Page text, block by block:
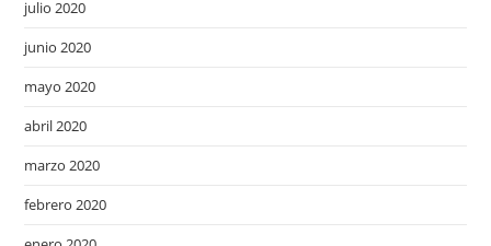
julio 2020
junio 2020
mayo 2020
abril 2020
marzo 2020
febrero 2020